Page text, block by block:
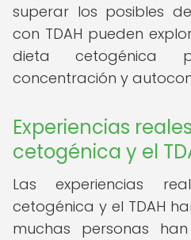
superar los posibles
con TDAH pueden
dieta cetogénica
concentración y
Experiencias
cetogénica y el
Las experiencias
cetogénica y el TDAH
muchas personas